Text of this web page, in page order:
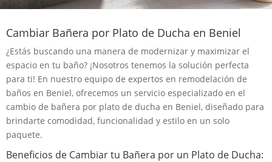
Cambiar Bañera por Plato de Ducha en Beniel
¿Estás buscando una manera de modernizar y maximizar el
espacio en tu baño? ¡Nosotros tenemos la solución perfecta
para ti! En nuestro equipo de expertos en remodelación de
baños en Beniel, ofrecemos un servicio especializado en el
cambio de bañera por plato de ducha en Beniel, diseñado para
brindarte comodidad, funcionalidad y estilo en un solo
paquete.
Beneficios de Cambiar tu Bañera por un Plato de Ducha: